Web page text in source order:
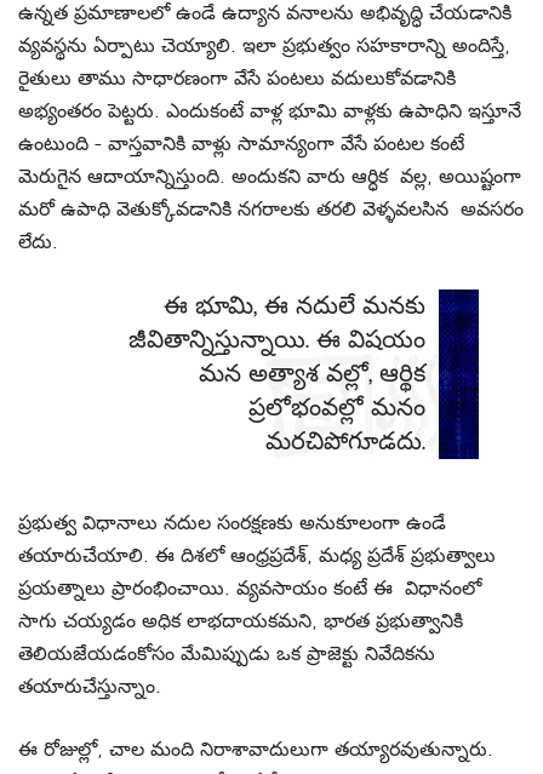
ఉన్నత ప్రమాణాలలో ఉండే ఉద్యాన వనాలను అభివృద్ధి చేయడానికి
వ్యవస్థను ఏర్పాటు చెయ్యాలి. ఇలా ప్రభుత్వం సహకారాన్ని అందిస్తే,
రైతులు తాము సాధారణంగా వేసే పంటలు వదులుకోవడానికి
అభ్యంతరం పెట్టరు. ఎందుకంటే వాళ్ల భూమి వాళ్లకు ఉపాధిని ఇస్తూనే
ఉంటుంది - వాస్తవానికి వాళ్లు సామాన్యంగా వేసే పంటల కంటే
మెరుగైన ఆదాయాన్నిస్తుంది. అందుకని వారు ఆర్ధిక వల్ల, అయిష్టంగా
మరో ఉపాధి వెతుక్కోవడానికి నగరాలకు తరలి వెళ్ళవలసిన అవసరం
లేదు.
ఈ భూమి, ఈ నదులే మనకు
జీవితాన్నిస్తున్నాయి. ఈ విషయం
మన అత్యాశ వల్లో, ఆర్థిక
ప్రలోభంవల్లో మనం
మరచిపోగూడదు.
ప్రభుత్వ విధానాలు నదుల సంరక్షణకు అనుకూలంగా ఉండే
తయారుచేయాలి. ఈ దిశలో ఆంధ్రప్రదేశ్, మధ్య ప్రదేశ్ ప్రభుత్వాలు
ప్రయత్నాలు ప్రారంభించాయి. వ్యవసాయం కంటే ఈ విధానంలో
సాగు చయ్యడం అధిక లాభదాయకమని, భారత ప్రభుత్వానికి
తెలియజేయడంకోసం మేమిప్పుడు ఒక ప్రాజెక్టు నివేదికను
తయారుచేస్తున్నాం.
ఈ రోజుల్లో, చాల మంది నిరాశావాదులుగా తయ్యారవుతున్నారు.